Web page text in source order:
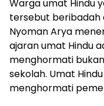
Warga umat Hindu
tersebut beribadah
Nyoman Arya
ajaran umat Hindu
menghormati
sekolah. Umat
menghormati